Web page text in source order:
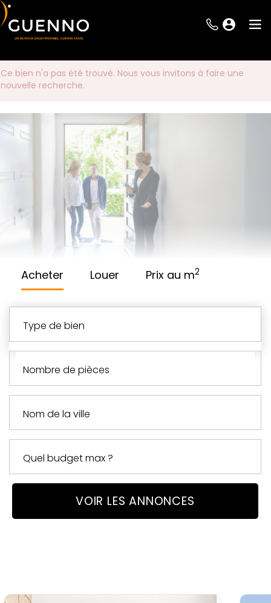
Ce bien n'a pas été trouvé. Nous vous invitons à faire une
nouvelle recherche.
Acheter Louer Prix au m2
type de bien
nombre de pièces
VOIR LES ANNONCES